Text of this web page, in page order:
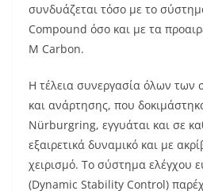
συνδυάζεται τόσο με το
Compound όσο και με τα
M Carbon.
Η τέλεια συνεργασία όλων των
και ανάρτησης, που
Nürburgring, εγγυάται και σε
εξαιρετικά δυναμικό και με
χειρισμό. Το σύστημα ελέγχου
(Dynamic Stability Control)